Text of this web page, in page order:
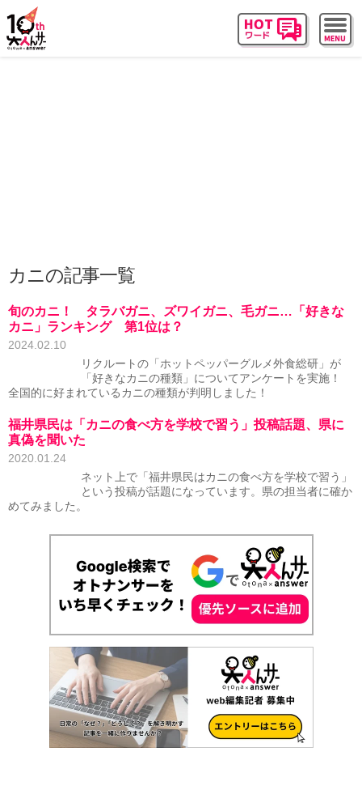
カニの記事一覧
旬のカニ！ タラバガニ、ズワイガニ、毛ガニ…「好きな
カニ」ランキング 第1位は？
2024.02.10
リクルートの「ホットペッパーグルメ外食総研」が
「好きなカニの種類」についてアンケートを実施！
全国的に好まれているカニの種類が判明しました！
福井県民は「カニの食べ方を学校で習う」投稿話題、県に
真偽を聞いた
2020.01.24
ネット上で「福井県民はカニの食べ方を学校で習う」
という投稿が話題になっています。県の担当者に確か
めてみました。